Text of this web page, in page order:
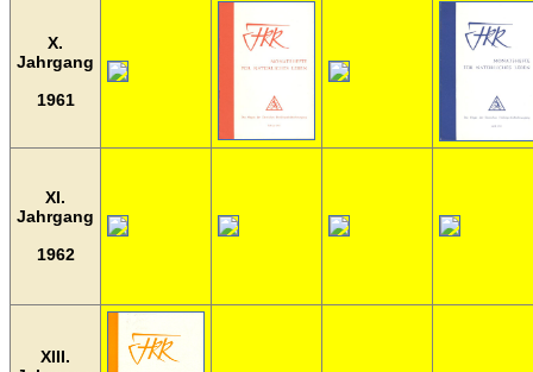
X.
Jahrgang
1961
XI.
Jahrgang
1962
XIII.